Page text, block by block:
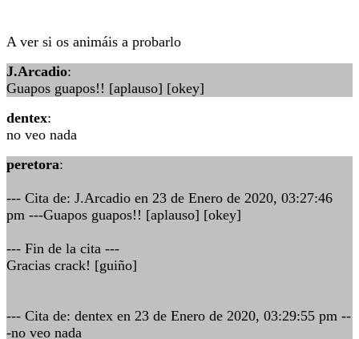
A ver si os animáis a probarlo
J.Arcadio:
Guapos guapos!! [aplauso] [okey]
dentex:
no veo nada
peretora:
--- Cita de: J.Arcadio en 23 de Enero de 2020, 03:27:46
pm ---Guapos guapos!! [aplauso] [okey]
--- Fin de la cita ---
Gracias crack! [guiño]
--- Cita de: dentex en 23 de Enero de 2020, 03:29:55 pm --
-no veo nada